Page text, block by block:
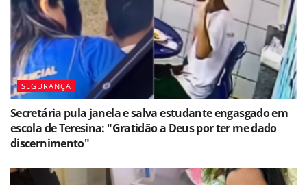
SEGURANÇA
Secretária pula janela e salva estudante engasgado em
escola de Teresina: "Gratidão a Deus por ter me dado
discernimento"